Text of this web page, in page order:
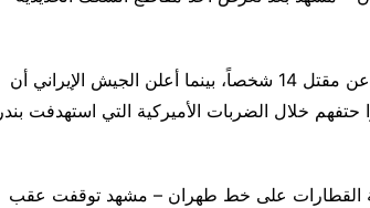
وقال متحدث باسم وزارة الصحة الإيرانية إن الهجمات أسفرت عن مقتل 14 شخصاً، بينما أعلن الجيش الإيراني أن
خلال الضربات الأميركية التي استهدفت بندر
القطارات على خط طهران – مشهد توقفت عقب